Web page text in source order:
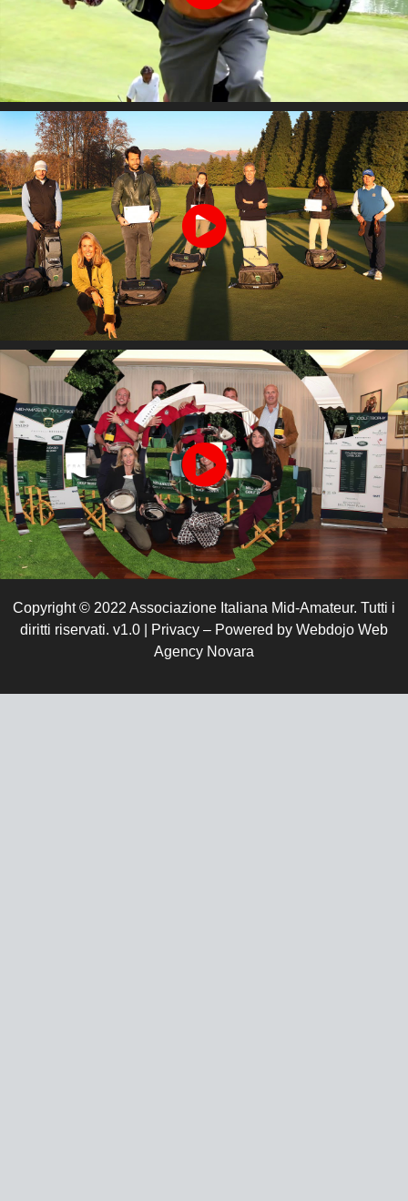
Copyright © 2022 Associazione Italiana Mid-Amateur. Tutti i
diritti riservati. v1.0 | Privacy – Powered by Webdojo Web
Agency Novara